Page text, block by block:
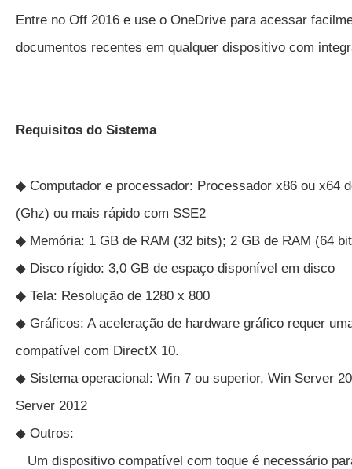
Entre no Off 2016 e use o OneDrive para acessar
documentos recentes em qualquer dispositivo com
Requisitos do Sistema
◆ Computador e processador: Processador x86 ou x64
(Ghz) ou mais rápido com SSE2
◆ Memória: 1 GB de RAM (32 bits); 2 GB de RAM (64
◆ Disco rígido: 3,0 GB de espaço disponível em disco
◆ Tela: Resolução de 1280 x 800
◆ Gráficos: A aceleração de hardware gráfico requer
compatível com DirectX 10.
◆ Sistema operacional: Win 7 ou superior, Win Server
Server 2012
◆ Outros:
Um dispositivo compatível com toque é necessário